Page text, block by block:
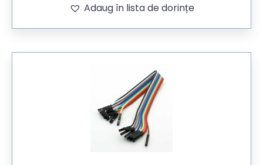
Adaug în lista de dorințe